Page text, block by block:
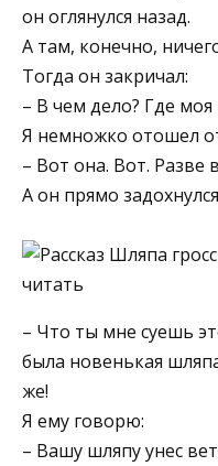
он оглянулся назад.
А там, конечно,
Тогда он закричал:
– В чем дело? Где
Я немножко отошел
– Вот она. Вот. Разве
А он прямо
– Что ты мне суешь
была новенькая
же!
Я ему говорю:
– Вашу шляпу унес